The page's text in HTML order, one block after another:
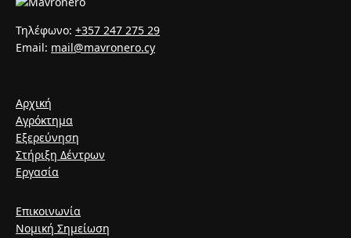
Τηλέφωνο: +357 247 275 29
Email: mail@mavronero.cy
Αρχική
Αγρόκτημα
Εξερεύνηση
Στήριξη Δέντρων
Εργασία
Επικοινωνία
Νομική Σημείωση